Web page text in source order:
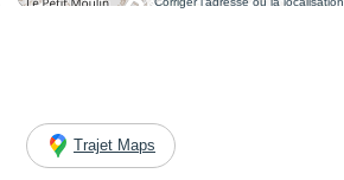
Trajet Maps